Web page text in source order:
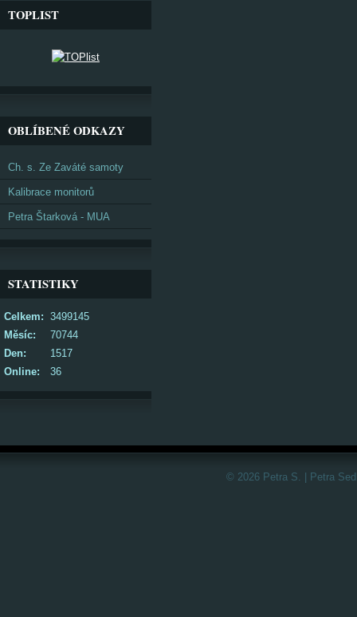
TOPLIST
OBLÍBENÉ ODKAZY
Ch. s. Ze Zaváté samoty
Kalibrace monitorů
Petra Štarková - MUA
STATISTIKY
Online: 36
Celkem: 3499145
Měsíc:
70744
Den:
1517
© 2026 Petra S. | Petra